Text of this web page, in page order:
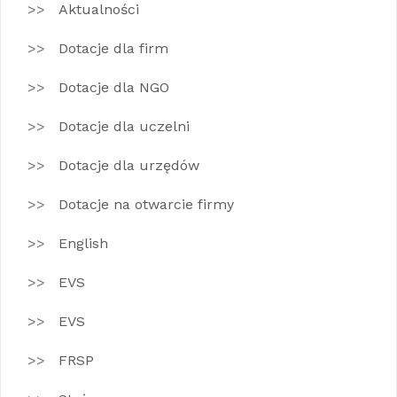
Aktualności
Dotacje dla firm
Dotacje dla NGO
Dotacje dla uczelni
Dotacje dla urzędów
Dotacje na otwarcie firmy
English
EVS
EVS
FRSP